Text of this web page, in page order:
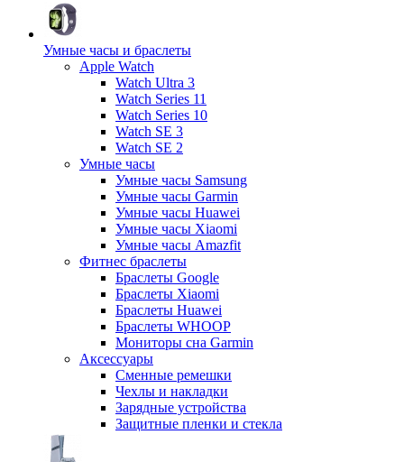
Умные часы и браслеты
Apple Watch
Watch Ultra 3
Watch Series 11
Watch Series 10
Watch SE 3
Watch SE 2
Умные часы
Умные часы Samsung
Умные часы Garmin
Умные часы Huawei
Умные часы Xiaomi
Умные часы Amazfit
Фитнес браслеты
Браслеты Google
Браслеты Xiaomi
Браслеты Huawei
Браслеты WHOOP
Мониторы сна Garmin
Аксессуары
Сменные ремешки
Чехлы и накладки
Зарядные устройства
Защитные пленки и стекла